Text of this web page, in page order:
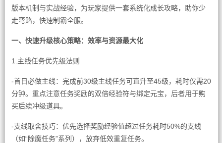
版本机制与实战经验，为玩家提供一套系统化成长攻略，助你少
走弯路，快速制霸全服。
一、快速升级核心策略：效率与资源最大化
1.主线任务优先级法则
-首日必做主线：完成前30级主线任务可直升至45级，耗时仅需20
分钟。重点注意任务奖励的双倍经验符与绑定元宝，后者用于购
买后续冲级道具。
-支线取舍技巧：优先选择奖励经验值超过任务耗时50%的支线
（如“除魔任务”系列），放弃低效重复任务。